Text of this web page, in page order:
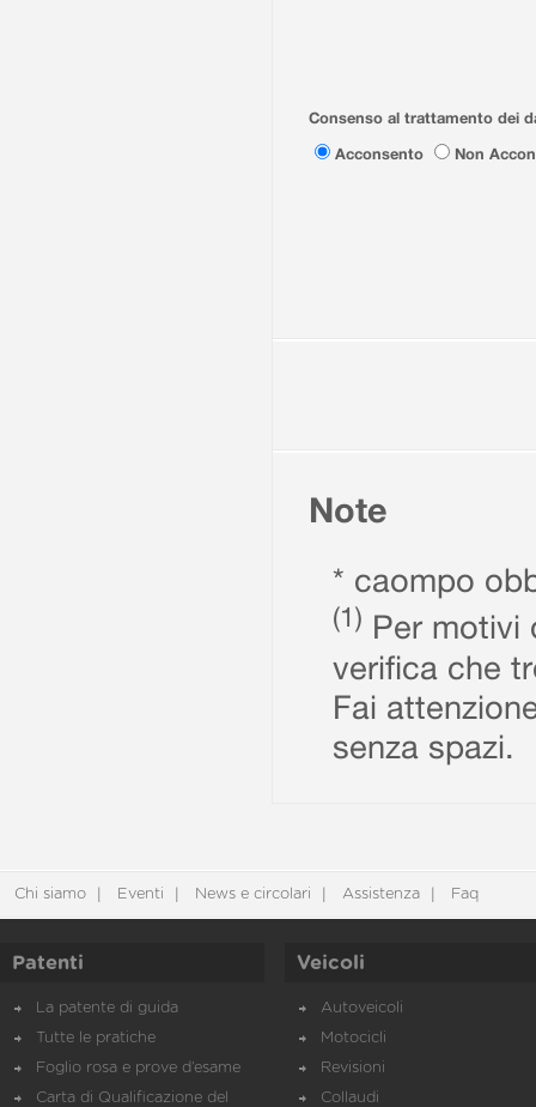
Consenso al trattamento dei
Acconsento
Non
Note
* caompo
(1) Per motivi
verifica che
Fai
senza spazi.
Chi siamo Eventi News e circolari Assistenza Faq
Patenti
La patente di guida
Tutte le pratiche
Foglio rosa e prove d’esame
Carta di Qualificazione del
Veicoli
Autoveicoli
Motocicli
Revisioni
Collaudi